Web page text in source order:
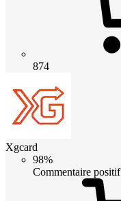
874
Xgcard
98%
Commentaire positif